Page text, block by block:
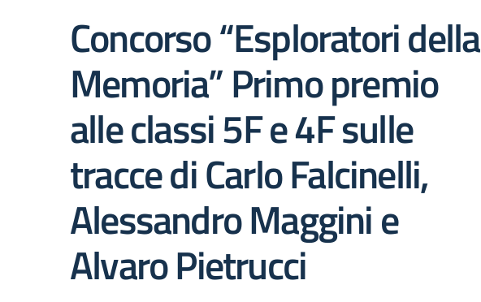
Concorso “Esploratori della
Memoria” Primo premio
alle classi 5F e 4F sulle
tracce di Carlo Falcinelli,
Alessandro Maggini e
Alvaro Pietrucci